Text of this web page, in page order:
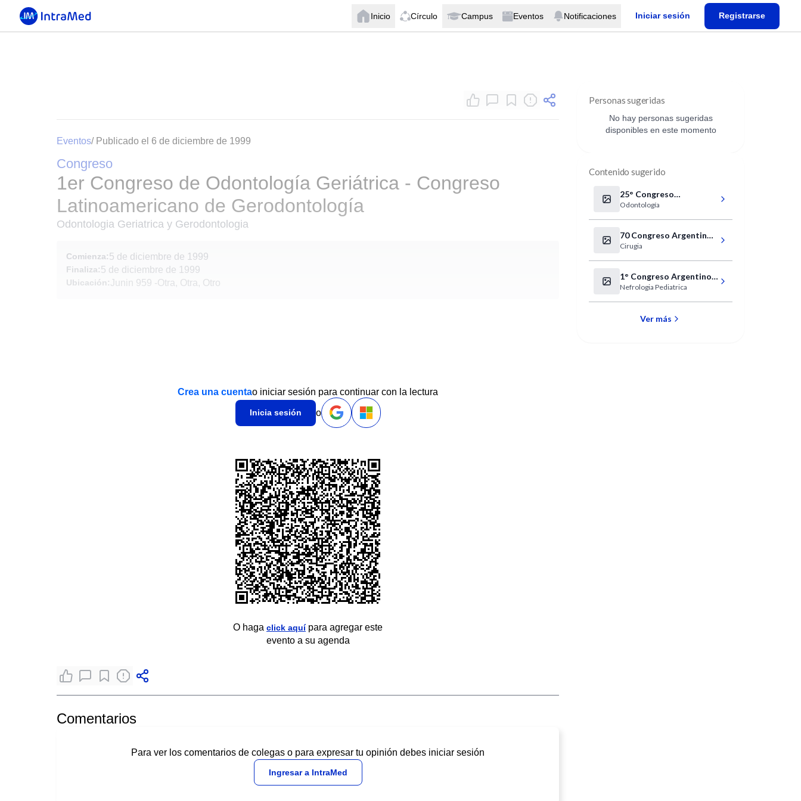
Inicio Círculo Campus Eventos Notificaciones Iniciar sesión Registrarse
Eventos/ Publicado el 6 de diciembre de 1999
Congreso
1er Congreso de Odontología Geriátrica - Congreso
Latinoamericano de Gerodontología
Odontologia Geriatrica y Gerodontologia
Comienza:5 de diciembre de 1999
Finaliza:5 de diciembre de 1999
Ubicación:Junin 959 -Otra, Otra, Otro
Crea una cuentao iniciar sesión para continuar con la lectura
Inicia sesión o
O haga click aquípara agregar este
evento a su agenda
Comentarios
Para ver los comentarios de colegas o para expresar tu opinión debes iniciar sesión
Ingresar a IntraMed
Personas sugeridas
No hay personas sugeridas
disponibles en este momento
Contenido sugerido
25° Congreso
Internacional de
Odontología
Odontología
70 Congreso Argentino
de Cirugía
Cirugia
1° Congreso Argentino
de Nefrología Pediátrica
- Jornadas Argentinas
en Nefrología Pediátrica
Nefrologia Pediatrica
Ver más